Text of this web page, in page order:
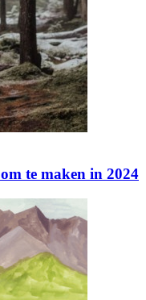
te maken in 2024